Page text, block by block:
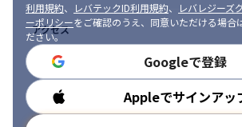
利用規約、 レバテックID利用規約、
レバレジーズ
ーポリシーをご確認のうえ、同意いただける場合
ださい。
Googleで登録
Appleでサインアッ
アクセス
勤務時間